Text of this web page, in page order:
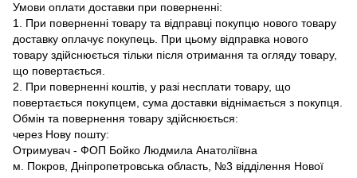
Умови оплати доставки при поверненні:
1. При поверненні товару та відправці покупцю нового товару
доставку оплачує покупець. При цьому відправка нового
товару здійснюється тільки після отримання та огляду товару,
що повертається.
2. При поверненні коштів, у разі несплати товару, що
повертається покупцем, сума доставки віднімається з покупця.
Обмін та повернення товару здійснюється:
через Нову пошту:
Отримувач - ФОП Бойко Людмила Анатоліївна
м. Покров, Дніпропетровська область, №3 відділення Нової